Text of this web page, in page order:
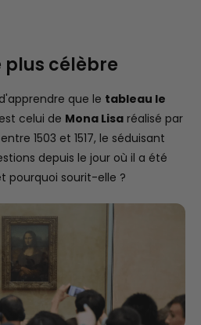
plus célèbre
que le tableau le
est celui de Mona Lisa réalisé par
1503 et 1517, le séduisant
depuis le jour où il a été
pourquoi sourit-elle ?